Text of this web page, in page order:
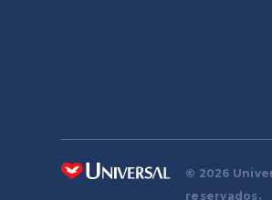
© 2026
reservados.